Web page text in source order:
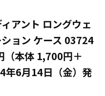
アント ロングウェ
ョン ケース 03724
本体 1,700円＋
6月14日（金）発